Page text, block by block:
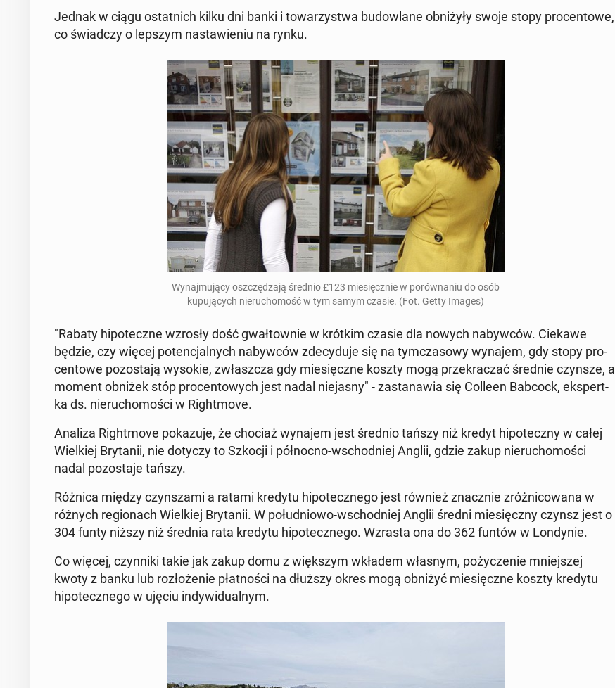
Jednak w ciągu os­tat­nich kilku dni banki i to­warzyst­wa bu­dowlane ob­niżyły swoje stopy pro­cen­towe,
co świad­czy o lepszym nastaw­ie­niu na rynku.
Wyna­j­mu­ją­cy os­zczędza­ją średnio £123 miesięcznie w porów­na­niu do osób
kupu­ją­cych nieru­chomość w tym samym czasie. (Fot. Getty Images)
"Rabaty hipoteczne wzrosły dość gwał­town­ie w krótkim czasie dla nowych naby­w­ców. Ciekawe
będzie, czy więcej po­tenc­jal­nych naby­w­ców zde­cy­du­je się na tym­cza­sowy wynajem, gdy stopy pro­
cen­towe po­zosta­ją wysokie, zwłaszcza gdy miesięczne koszty mogą przekraczać średnie czynsze, a
moment obniżek stóp pro­cen­towych jest nadal nie­jas­ny" - za­s­tanaw­ia się Colleen Babcock, ekspert­
ka ds. nieru­chomoś­ci w Right­move.
Analiza Right­move pokazu­je, że chociaż wynajem jest średnio tańszy niż kredyt hipoteczny w całej
Wielkiej Bry­tanii, nie dotyczy to Szkocji i północ­no-wschod­niej Anglii, gdzie zakup nieru­chomoś­ci
nadal po­zosta­je tańszy.
Różnica między czyn­sza­mi a ratami kredytu hipotecznego jest również znacznie zróżni­cow­ana w
różnych re­gionach Wielkiej Bry­tanii. W połud­niowo-wschod­niej Anglii średni miesięczny czynsz jest o
304 funty niższy niż średnia rata kredytu hipotecznego. Wzrasta ona do 362 funtów w Lon­dynie.
Co więcej, czyn­ni­ki takie jak zakup domu z więk­szym wkładem własnym, poży­cze­nie mniejszej
kwoty z banku lub rozłoże­nie płat­noś­ci na dłuższy okres mogą obniżyć miesięczne koszty kredytu
hipotecznego w ujęciu in­dy­wid­u­al­nym.